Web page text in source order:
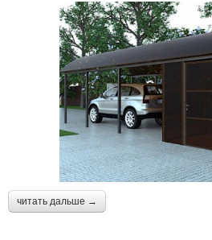
читать дальше →